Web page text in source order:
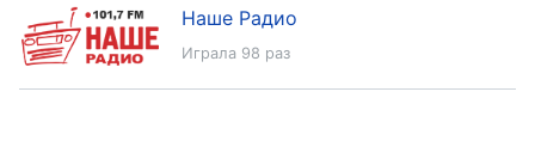
Играла 98 раз
Наше Радио